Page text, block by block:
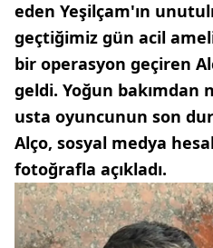
eden Yeşilçam'ın
geçtiğimiz gün acil
bir operasyon geçiren
geldi. Yoğun bakımdan
usta oyuncunun son
Alço, sosyal medya
fotoğrafla açıkladı.